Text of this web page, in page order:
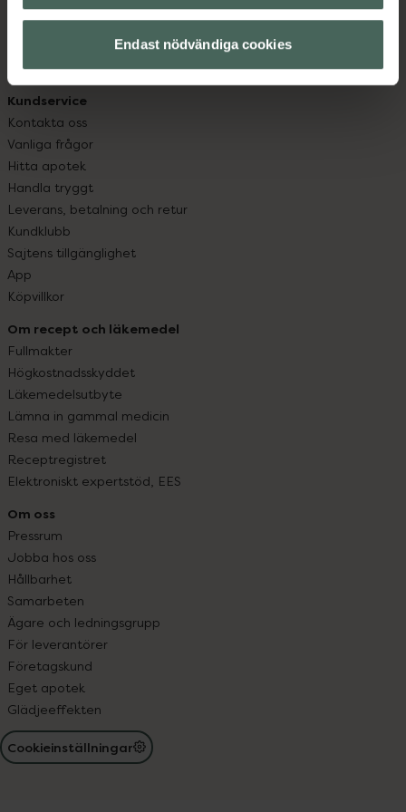
Endast nödvändiga cookies
datorn. Oavsett vem du är så är det vårt uppdrag att
Kundservice
Kontakta oss
Vanliga frågor
Hitta apotek
Handla tryggt
Leverans, betalning och retur
Kundklubb
Sajtens tillgänglighet
App
Köpvillkor
Om recept och läkemedel
Fullmakter
Högkostnadsskyddet
Läkemedelsutbyte
Lämna in gammal medicin
Resa med läkemedel
Receptregistret
Elektroniskt expertstöd, EES
Om oss
Pressrum
Jobba hos oss
Hållbarhet
Samarbeten
Ägare och ledningsgrupp
För leverantörer
Företagskund
Eget apotek
Glädjeeffekten
Cookieinställningar